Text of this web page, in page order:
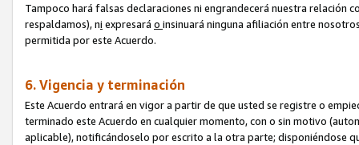
Tampoco hará falsas declaraciones ni engrandecerá nuestra relación
respaldamos), ni expresará o insinuará ninguna afiliación entre
permitida por este Acuerdo.
6. Vigencia y terminación
Este Acuerdo entrará en vigor a partir de que usted se registre o
terminado este Acuerdo en cualquier momento, con o sin motivo
aplicable), notificándoselo por escrito a la otra parte; disponiéndose